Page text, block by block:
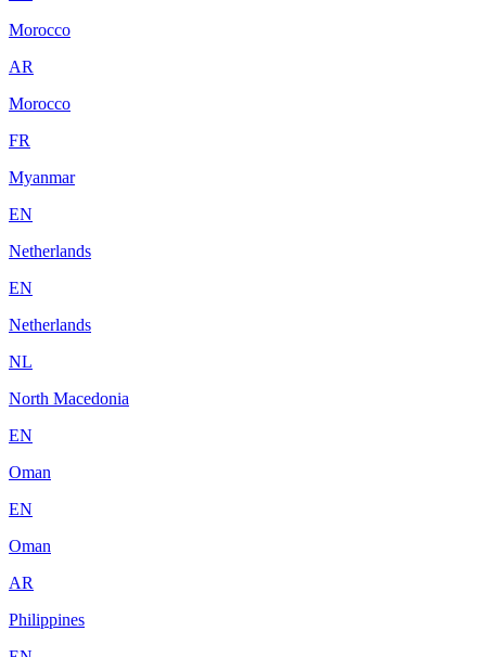
Morocco
AR
Morocco
FR
Myanmar
EN
Netherlands
EN
Netherlands
NL
North Macedonia
EN
Oman
EN
Oman
AR
Philippines